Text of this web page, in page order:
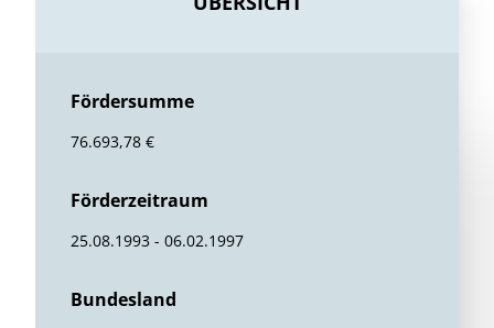
Fördersumme
76.693,78 €
Förderzeitraum
25.08.1993 - 06.02.1997
Bundesland